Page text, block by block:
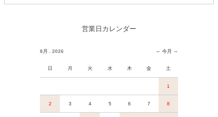
営業日カレンダー